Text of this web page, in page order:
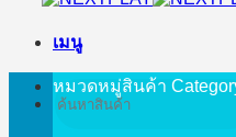
เมนู
ค้นหา:
หมวดหมู่สินค้า